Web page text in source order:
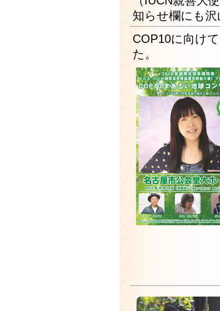
知らせ欄にも
COP10に向け
た。